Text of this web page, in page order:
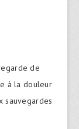
de
à la douleur
sauvegardes